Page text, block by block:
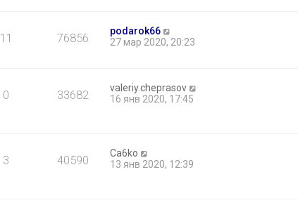
11 76856
podarok66
27 мар 2020, 20:23
0 33682
valeriy.cheprasov
16 янв 2020, 17:45
3 40590
Ca6ko
13 янв 2020, 12:39